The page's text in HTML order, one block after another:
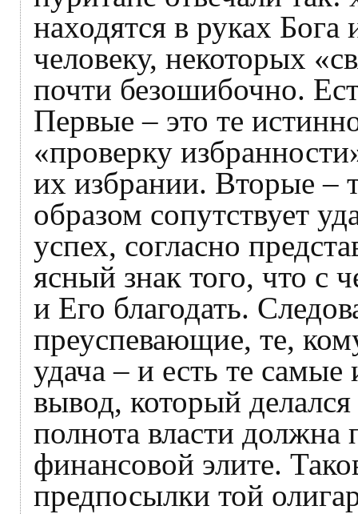
находятся в руках
человеку, некоторых
почти безошибочно.
Первые – это те
«проверку
их избрании. Вторые –
образом сопутствует
успех, согласно
ясный знак того, что с
и Его благодать.
преуспевающие, те,
удача – и есть те
вывод, который
полнота власти
финансовой элите.
предпосылки той